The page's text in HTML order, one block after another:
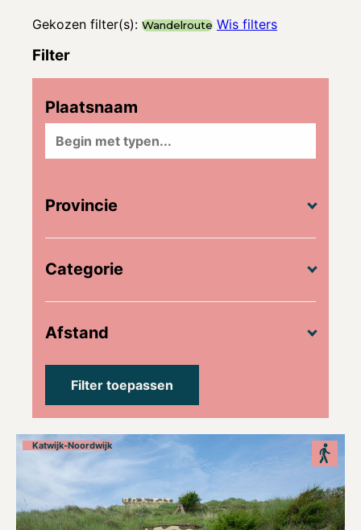
Gekozen filter(s): Wandelroute Wis filters
Filter
Plaatsnaam
Provincie
Categorie
Afstand
Katwijk-Noordwijk